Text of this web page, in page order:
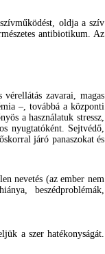
oldja a szív
antibiotikum. Az
vérellátás zavarai, magas
–, továbbá a központi
a használatuk stressz,
nyugtatóként. Sejtvédő,
járó panaszokat és
nevetés (az ember nem
beszédproblémák,
a szer hatékonyságát.